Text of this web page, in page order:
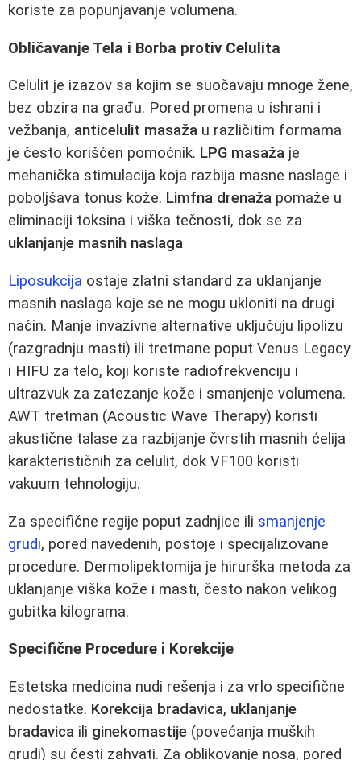
koriste za popunjavanje volumena.
Obličavanje Tela i Borba protiv Celulita
Celulit je izazov sa kojim se suočavaju mnoge žene,
bez obzira na građu. Pored promena u ishrani i
vežbanja, anticelulit masaža u različitim formama
je često korišćen pomoćnik. LPG masaža je
mehanička stimulacija koja razbija masne naslage i
poboljšava tonus kože. Limfna drenaža pomaže u
eliminaciji toksina i viška tečnosti, dok se za
uklanjanje masnih naslaga
Liposukcija ostaje zlatni standard za uklanjanje
masnih naslaga koje se ne mogu ukloniti na drugi
način. Manje invazivne alternative uključuju lipolizu
(razgradnju masti) ili tretmane poput Venus Legacy
i HIFU za telo, koji koriste radiofrekvenciju i
ultrazvuk za zatezanje kože i smanjenje volumena.
AWT tretman (Acoustic Wave Therapy) koristi
akustične talase za razbijanje čvrstih masnih ćelija
karakterističnih za celulit, dok VF100 koristi
vakuum tehnologiju.
Za specifične regije poput zadnjice ili smanjenje
grudi, pored navedenih, postoje i specijalizovane
procedure. Dermolipektomija je hirurška metoda za
uklanjanje viška kože i masti, često nakon velikog
gubitka kilograma.
Specifične Procedure i Korekcije
Estetska medicina nudi rešenja i za vrlo specifične
nedostatke. Korekcija bradavica, uklanjanje
bradavica ili ginekomastije (povećanja muških
grudi) su česti zahvati. Za oblikovanje nosa, pored